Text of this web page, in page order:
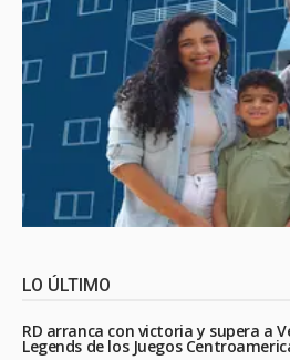
LO ÚLTIMO
RD arranca con victoria y supera a
Legends de los Juegos